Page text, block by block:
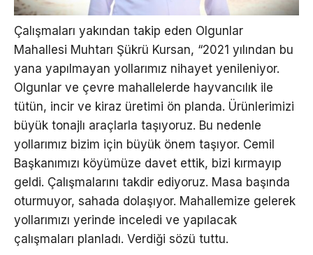
Çalışmaları yakından takip eden Olgunlar
Mahallesi Muhtarı Şükrü Kursan, “2021 yılından bu
yana yapılmayan yollarımız nihayet yenileniyor.
Olgunlar ve çevre mahallelerde hayvancılık ile
tütün, incir ve kiraz üretimi ön planda. Ürünlerimizi
büyük tonajlı araçlarla taşıyoruz. Bu nedenle
yollarımız bizim için büyük önem taşıyor. Cemil
Başkanımızı köyümüze davet ettik, bizi kırmayıp
geldi. Çalışmalarını takdir ediyoruz. Masa başında
oturmuyor, sahada dolaşıyor. Mahallemize gelerek
yollarımızı yerinde inceledi ve yapılacak
çalışmaları planladı. Verdiği sözü tuttu.